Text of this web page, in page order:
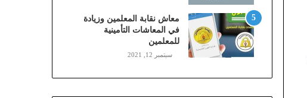
)
ع
ب
ر
ا
ن
معاش نقابة المعلمين وزيادة
في المعاشات التأمينية
للمعلمين
سبتمبر 12, 2021